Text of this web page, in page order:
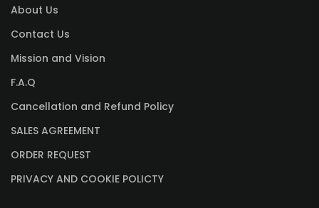
About Us
Contact Us
Mission and Vision
F.A.Q
Cancellation and Refund Policy
SALES AGREEMENT
ORDER REQUEST
PRIVACY AND COOKIE POLICTY